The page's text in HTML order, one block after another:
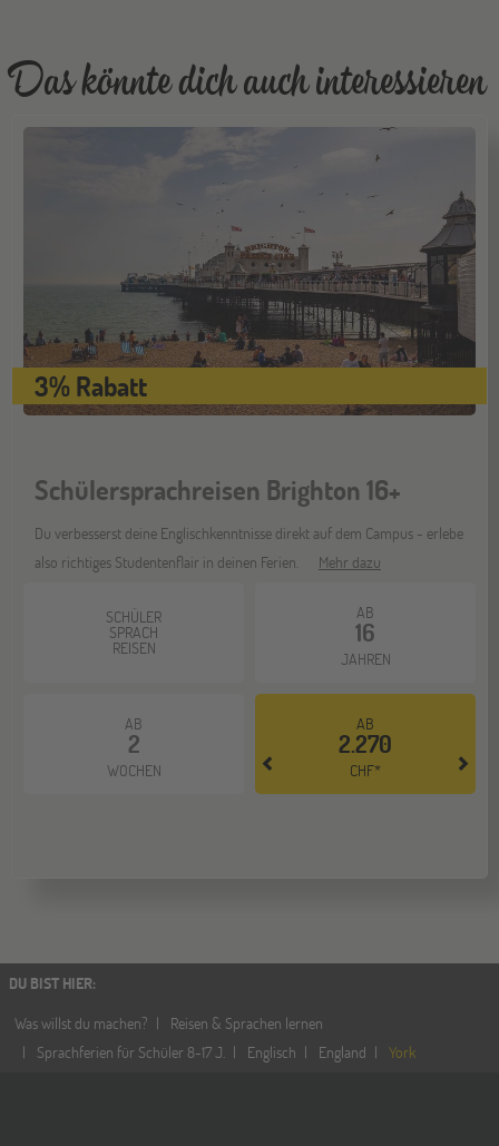
Das könnte dich auch interessieren
3% Rabatt
Schülersprachreisen Brighton 16+
Du verbesserst deine Englischkenntnisse direkt auf dem Campus - erlebe
also richtiges Studentenflair in deinen Ferien.
Mehr dazu
SCHÜLER
SPRACH
REISEN
AB
16
JAHREN
AB
2
WOCHEN
AB
2.270
CHF*
DU BIST HIER:
Was willst du machen?
Reisen & Sprachen lernen
Sprachferien für Schüler 8-17 J.
Englisch England York